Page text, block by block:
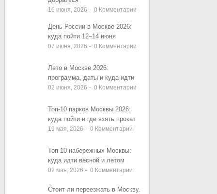
16 июня, 2026 - 0 Комментарии
День России в Москве 2026:
куда пойти 12–14 июня
07 июня, 2026 - 0 Комментарии
Лето в Москве 2026:
программа, даты и куда идти
02 июня, 2026 - 0 Комментарии
Топ-10 парков Москвы 2026:
куда пойти и где взять прокат
19 мая, 2026 - 0 Комментарии
Топ-10 набережных Москвы:
куда идти весной и летом
02 мая, 2026 - 0 Комментарии
Стоит ли переезжать в Москву.